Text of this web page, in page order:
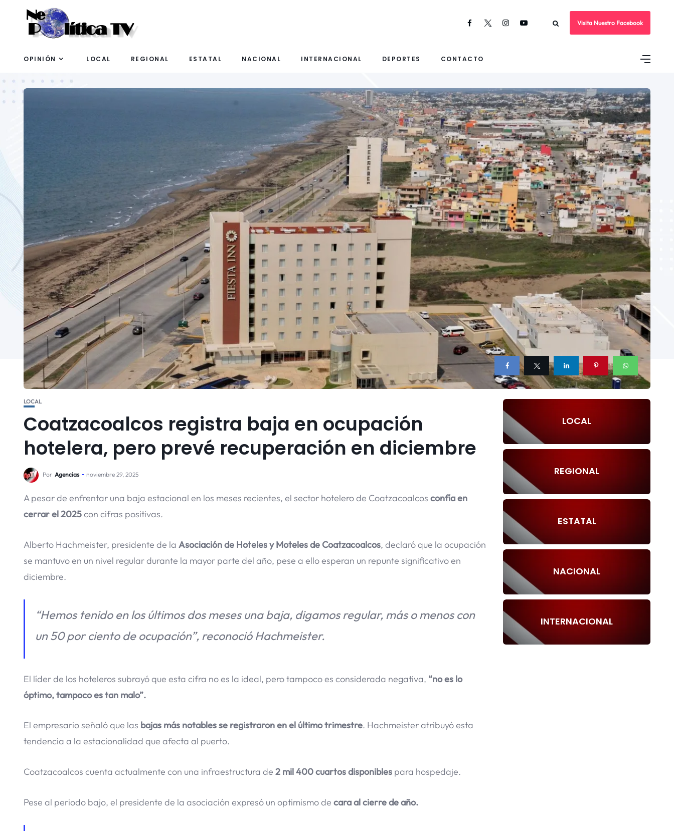
Visita Nuestro Facebook
OPINIÓN LOCAL REGIONAL ESTATAL NACIONAL INTERNACIONAL DEPORTES CONTACTO
LOCAL
Coatzacoalcos registra baja en ocupación
hotelera, pero prevé recuperación en diciembre
Por Agencias noviembre 29, 2025
A pesar de enfrentar una baja estacional en los meses recientes, el sector hotelero de Coatzacoalcos confía en
cerrar el 2025con cifras positivas.
Alberto Hachmeister, presidente de la Asociación de Hoteles y Moteles de Coatzacoalcos, declaró que la ocupación
se mantuvo en un nivel regular durante la mayor parte del año, pese a ello esperan un repunte significativo en
diciembre.
“Hemos tenido en los últimos dos meses una baja, digamos regular, más o menos con
un 50 por ciento de ocupación”, reconoció Hachmeister.
El líder de los hoteleros subrayó que esta cifra no es la ideal, pero tampoco es considerada negativa, “no es lo
óptimo, tampoco es tan malo”.
El empresario señaló que las bajas más notables se registraron en el último trimestre. Hachmeister atribuyó esta
tendencia a la estacionalidad que afecta al puerto.
Coatzacoalcos cuenta actualmente con una infraestructura de 2 mil 400 cuartos disponibles para hospedaje.
Pese al periodo bajo, el presidente de la asociación expresó un optimismo de cara al cierre de año.
LOCAL
REGIONAL
ESTATAL
NACIONAL
INTERNACIONAL